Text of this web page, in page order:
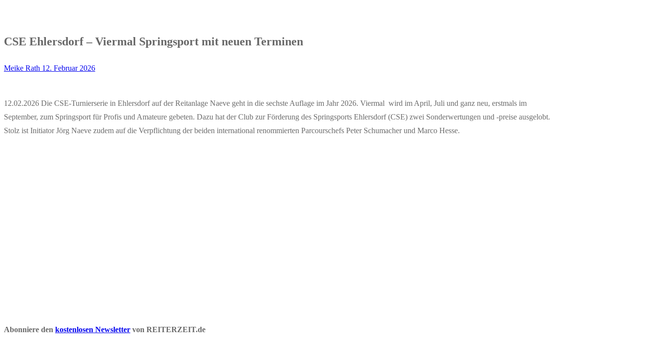
CSE Ehlersdorf – Viermal Springsport mit neuen Terminen
Meike Rath 12. Februar 2026
12.02.2026 Die CSE-Turnierserie in Ehlersdorf auf der Reitanlage Naeve geht in die sechste Auflage im Jahr 2026. Viermal wird im April, Juli und ganz neu, erstmals im
September, zum Springsport für Profis und Amateure gebeten. Dazu hat der Club zur Förderung des Springsports Ehlersdorf (CSE) zwei Sonderwertungen und -preise ausgelobt.
Stolz ist Initiator Jörg Naeve zudem auf die Verpflichtung der beiden international renommierten Parcourschefs Peter Schumacher und Marco Hesse.
Abonniere den kostenlosen Newsletter von REITERZEIT.de